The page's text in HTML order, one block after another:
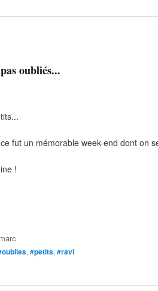
oubliés...
fut un mémorable week-end dont on
!
, #petits, #ravi